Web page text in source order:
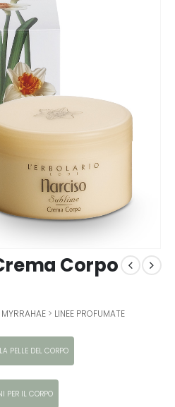
Corpo
> LINEE PROFUMATE
PELLE DEL CORPO
PER IL CORPO